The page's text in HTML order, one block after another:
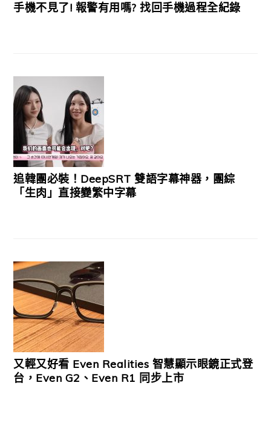
手機不見了! 報警有用嗎? 找回手機過程全紀錄
追韓團必裝！DeepSRT 雙語字幕神器，團綜
「生肉」直接變繁中字幕
又輕又好看 Even Realities 智慧顯示眼鏡正式登
台，Even G2、Even R1 同步上市